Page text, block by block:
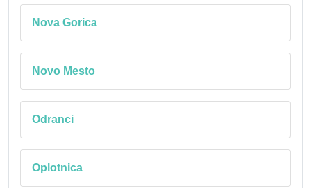
Nova Gorica
Novo Mesto
Odranci
Oplotnica